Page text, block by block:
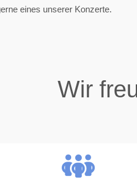
eines unserer Konzerte.
Wir